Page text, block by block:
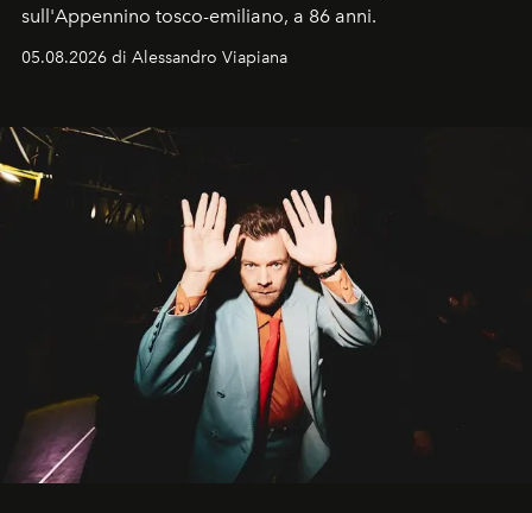
sull'Appennino tosco-emiliano, a 86 anni.
05.08.2026 di Alessandro Viapiana